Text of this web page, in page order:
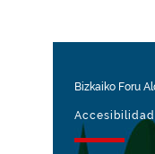
Bizkaiko Foru
Accesibilidad